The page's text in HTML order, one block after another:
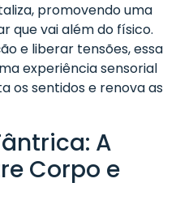
promovendo uma
que vai além do físico.
e liberar tensões, essa
experiência sensorial
os sentidos e renova as
A
Corpo e